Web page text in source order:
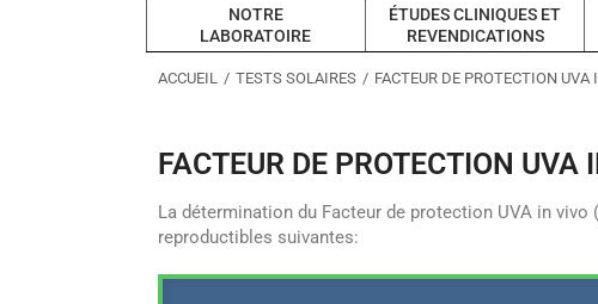
NOTRE
LABORATOIRE
ÉTUDES CLINIQUES ET
REVENDICATIONS
Vous êtes ici :
ACCUEIL TESTS SOLAIRES FACTEUR DE PROTECTION UVA
FACTEUR DE PROTECTION UVA
La détermination du Facteur de protection UVA in
reproductibles suivantes: